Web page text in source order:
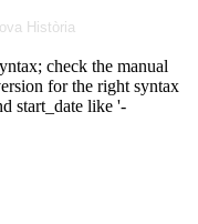
Història
check the manual
for the right syntax
start_date like '-